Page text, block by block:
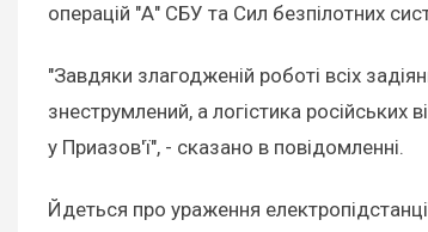
операцій "А" СБУ та Сил безпілотних
"Завдяки злагодженій роботі всіх
знеструмлений, а логістика російських
у Приазов'ї", - сказано в повідомленні.
Йдеться про ураження